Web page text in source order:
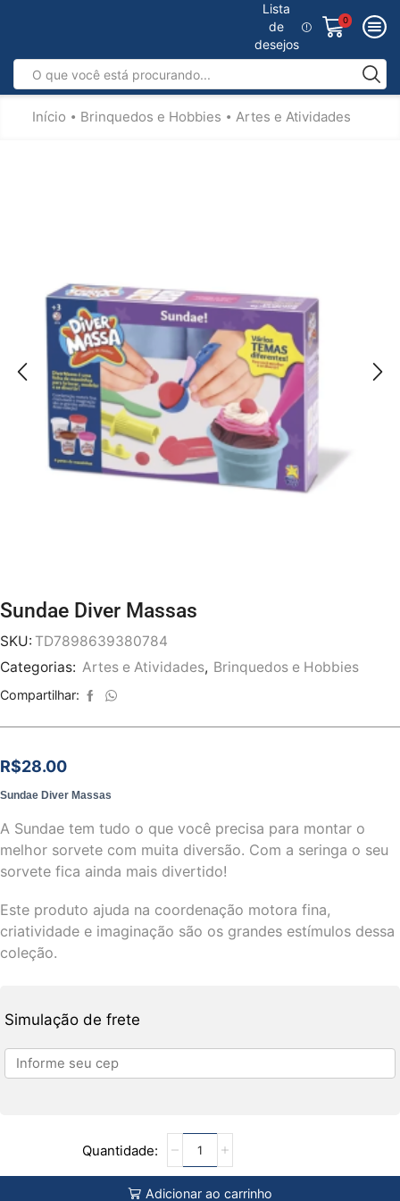
Lista
de
desejos
0
Início • Brinquedos e Hobbies • Artes e Atividades
Sundae Diver Massas
SKU: TD7898639380784
Categorias: Artes e Atividades, Brinquedos e Hobbies
Compartilhar:
R$28.00
Sundae Diver Massas
A Sundae tem tudo o que você precisa para montar o
melhor sorvete com muita diversão. Com a seringa o seu
sorvete fica ainda mais divertido!
Este produto ajuda na coordenação motora fina,
criatividade e imaginação são os grandes estímulos dessa
coleção.
Simulação de frete
Adicionar ao carrinho